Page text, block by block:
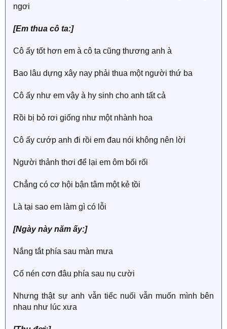
ngơi
[Em thua cô ta:]
Cô ấy tốt hơn em à cô ta cũng thương anh à
Bao lâu dựng xây nay phải thua một người thứ ba
Cô ấy như em vậy à hy sinh cho anh tất cả
Rồi bị bỏ rơi giống như một nhành hoa
Cô ấy cướp anh đi rồi em đau nói không nên lời
Người thảnh thơi để lại em ôm bối rối
Chẳng có cơ hội bận tâm một kẻ tồi
Là tại sao em làm gì có lỗi
[Ngày này năm ấy:]
Nắng tắt phía sau màn mưa
Cố nén cơn đâu phía sau nụ cười
Nhưng thật sự anh vẫn tiếc nuối vẫn muốn mình bên
nhau như lúc xưa